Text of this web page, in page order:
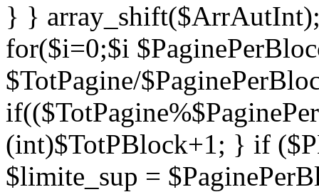
} }
for($i=0;$i
$TotPagine/
(int)$TotPBlock+1; } if
$limite_sup =